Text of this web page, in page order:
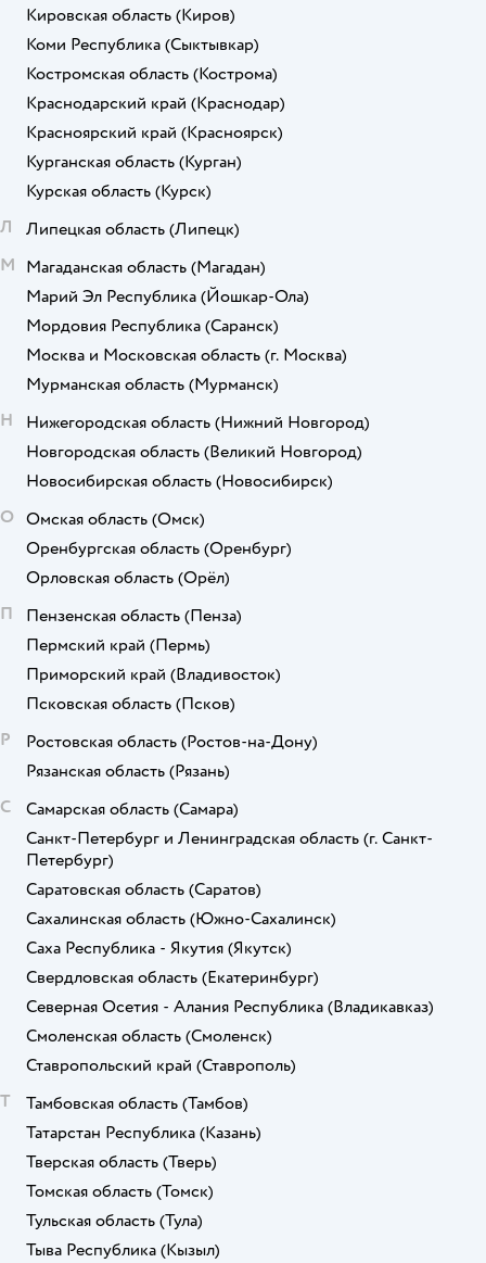
Кировская область (Киров)
Коми Республика (Сыктывкар)
Костромская область (Кострома)
Краснодарский край (Краснодар)
Красноярский край (Красноярск)
Курганская область (Курган)
Курская область (Курск)
Л
Липецкая область (Липецк)
М Магаданская область (Магадан)
Марий Эл Республика (Йошкар-Ола)
Мордовия Республика (Саранск)
Москва и Московская область (г. Москва)
Мурманская область (Мурманск)
Н
Нижегородская область (Нижний Новгород)
Новгородская область (Великий Новгород)
Новосибирская область (Новосибирск)
О Омская область (Омск)
Оренбургская область (Оренбург)
Орловская область (Орёл)
П
Пензенская область (Пенза)
Пермский край (Пермь)
Приморский край (Владивосток)
Псковская область (Псков)
Р
Ростовская область (Ростов-на-Дону)
Рязанская область (Рязань)
С
Самарская область (Самара)
Санкт-Петербург и Ленинградская область (г. Санкт-
Петербург)
Саратовская область (Саратов)
Сахалинская область (Южно-Сахалинск)
Саха Республика - Якутия (Якутск)
Свердловская область (Екатеринбург)
Северная Осетия - Алания Республика (Владикавказ)
Смоленская область (Смоленск)
Ставропольский край (Ставрополь)
Т
Тамбовская область (Тамбов)
Татарстан Республика (Казань)
Тверская область (Тверь)
Томская область (Томск)
Тульская область (Тула)
Тыва Республика (Кызыл)